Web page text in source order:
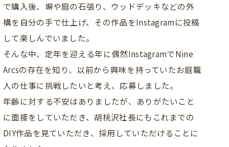
で購入後、塀や庭の石張り、ウッドデッキなどの外
構を自分の手で仕上げ、その作品をInstagramに投稿
して楽しんでいました。
そんな中、定年を迎える年に偶然InstagramでNine
Arcsの存在を知り、以前から興味を持っていたお庭職
人の仕事に挑戦したいと考え、応募しました。
年齢に対する不安はありましたが、ありがたいこと
に面接をしていただき、胡桃沢社長にもこれまでの
DIY作品を見ていただき、採用していただけることに